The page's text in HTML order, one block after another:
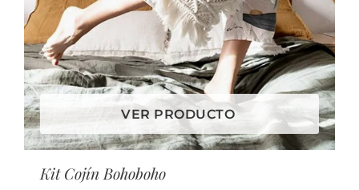
VER PRODUCTO
Kit Cojín Bohoboho